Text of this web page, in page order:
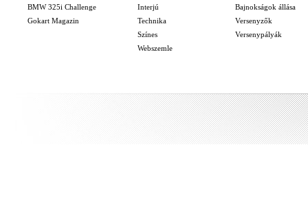
BMW 325i Challenge
Gokart Magazin
Interjú
Technika
Színes
Webszemle
Bajnokságok állása
Versenyzők
Versenypályák